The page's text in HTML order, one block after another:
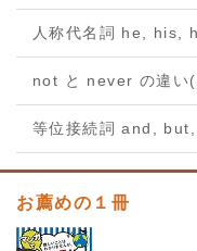
人称代名詞 he, his,
not と never の違い
等位接続詞 and,
お薦めの１冊